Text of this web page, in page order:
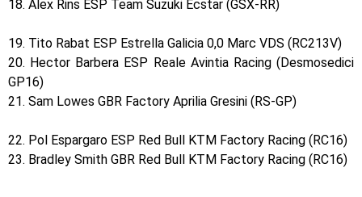
18. Alex Rins ESP Team Suzuki Ecstar (GSX-RR)
19. Tito Rabat ESP Estrella Galicia 0,0 Marc VDS (RC213V)
20. Hector Barbera ESP Reale Avintia Racing (Desmosedici
GP16)
21. Sam Lowes GBR Factory Aprilia Gresini (RS-GP)
22. Pol Espargaro ESP Red Bull KTM Factory Racing (RC16)
23. Bradley Smith GBR Red Bull KTM Factory Racing (RC16)